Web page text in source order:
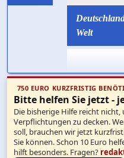
Welt
750 EURO KURZFRISTIG
Bitte helfen Sie jetzt -
Die bisherige Hilfe reicht
Verpflichtungen zu decken.
soll, brauchen wir jetzt
Sie können. Schon 10 Euro
hilft besonders. Fragen?